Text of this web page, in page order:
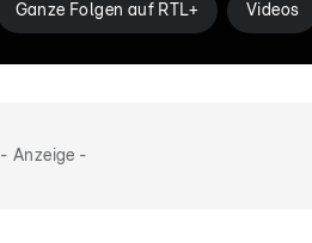
Ganze Folgen auf RTL+ Videos
- Anzeige -